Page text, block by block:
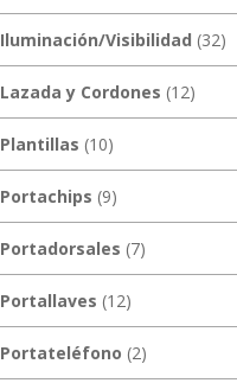
Iluminación/Visibilidad (32)
Lazada y Cordones (12)
Plantillas (10)
Portachips (9)
Portadorsales (7)
Portallaves (12)
Portateléfono (2)